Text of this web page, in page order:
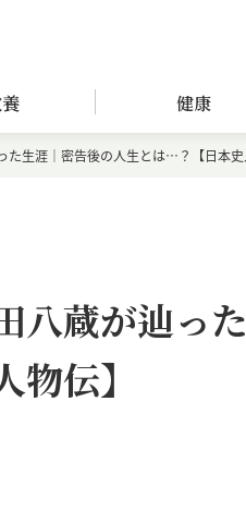
健康
生涯｜密告後の人生とは…？【日本史
蔵が辿った
伝】